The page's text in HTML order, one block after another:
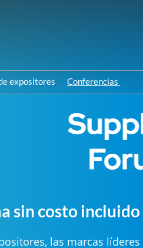
expositores Conferencias
sin costo
las marcas